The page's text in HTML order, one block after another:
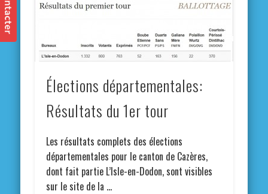
Élections départementales:
Résultats du 1er tour
Les résultats complets des élections
départementales pour le canton de Cazères,
dont fait partie L’Isle-en-Dodon, sont visibles
sur le site de la …